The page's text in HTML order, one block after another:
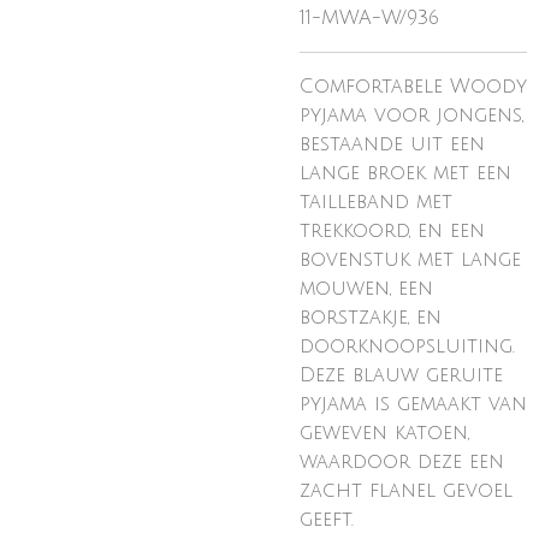
11-MWA-W/936
Comfortabele Woody
pyjama voor jongens,
bestaande uit een
lange broek met een
tailleband met
trekkoord, en een
bovenstuk met lange
mouwen, een
borstzakje, en
doorknoopsluiting.
Deze blauw geruite
pyjama is gemaakt van
geweven katoen,
waardoor deze een
zacht flanel gevoel
geeft.